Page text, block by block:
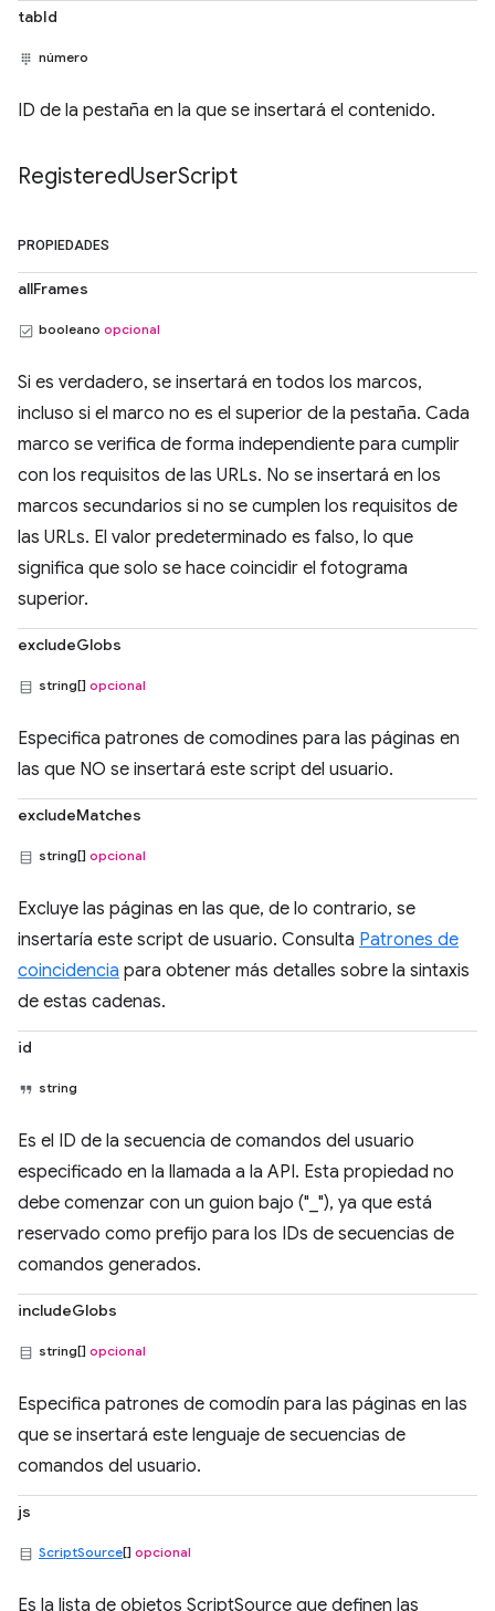
tabId
número
ID de la pestaña en la que se insertará el contenido.
RegisteredUserScript
PROPIEDADES
allFrames
booleano opcional
Si es verdadero, se insertará en todos los marcos,
incluso si el marco no es el superior de la pestaña. Cada
marco se verifica de forma independiente para cumplir
con los requisitos de las URLs. No se insertará en los
marcos secundarios si no se cumplen los requisitos de
las URLs. El valor predeterminado es falso, lo que
significa que solo se hace coincidir el fotograma
superior.
excludeGlobs
string[] opcional
Especifica patrones de comodines para las páginas en
las que NO se insertará este script del usuario.
excludeMatches
string[] opcional
Excluye las páginas en las que, de lo contrario, se
insertaría este script de usuario. Consulta Patrones de
coincidencia para obtener más detalles sobre la sintaxis
de estas cadenas.
id
string
Es el ID de la secuencia de comandos del usuario
especificado en la llamada a la API. Esta propiedad no
debe comenzar con un guion bajo ("_"), ya que está
reservado como prefijo para los IDs de secuencias de
comandos generados.
includeGlobs
string[] opcional
Especifica patrones de comodín para las páginas en las
que se insertará este lenguaje de secuencias de
comandos del usuario.
js
ScriptSource[] opcional
Es la lista de objetos ScriptSource que definen las